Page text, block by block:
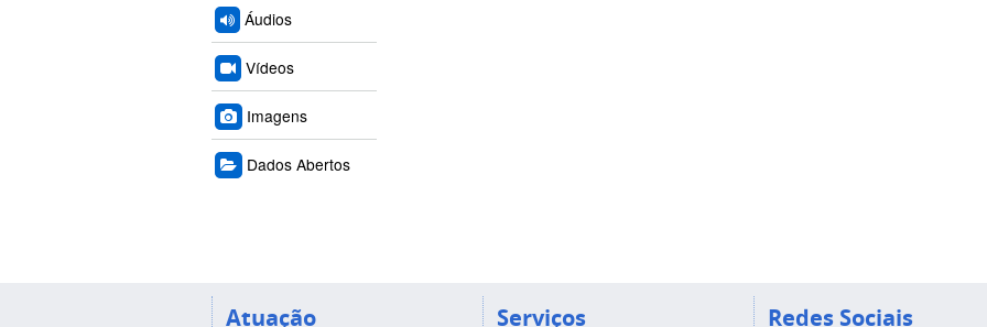
Áudios
Vídeos
Imagens
Dados Abertos
Atuação Serviços Redes Sociais